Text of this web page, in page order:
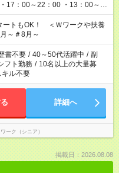
17：00～22：00 ・13：00～
ど
ートもOK！ ＜Ｗワークや扶養
～＃8月～
書不要 / 40～50代活躍中 / 副
フト勤務 / 10名以上の大量募
キル不要
詳細へ
ーク（シニア）
掲載日：2026.08.08